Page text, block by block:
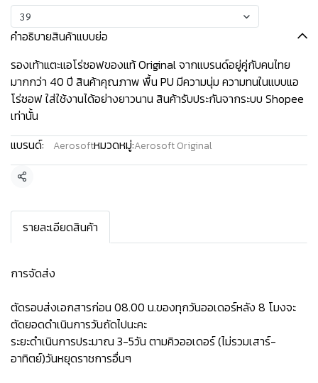
39
คำอธิบายสินค้าแบบย่อ
รองเท้าแตะแอโร่ซอฟของแท้ Original จากแบรนด์อยู่คู่กับคนไทย
มากกว่า 40 ปี สินค้าคุณภาพ พื้น PU มีความนุ่ม ความทนในแบบแอ
โร่ซอฟ ใส่ใช้งานได้อย่างยาวนาน สินค้ารับประกันจากระบบ Shopee
เท่านั้น
แบรนด์:
Aerosoftหมวดหมู่:Aerosoft Original
แชร์
รายละเอียดสินค้า
การจัดส่ง
ตัดรอบส่งเอกสารก่อน 08.00 น.ของทุกวันออเดอร์หลัง 8 โมงจะ
ตัดยอดดำเนินการวันถัดไปนะคะ
ระยะดำเนินการประมาณ 3-5วัน ตามคิวออเดอร์ (ไม่รวมเสาร์-
อาทิตย์)วันหยุดราชการอื่นๆ